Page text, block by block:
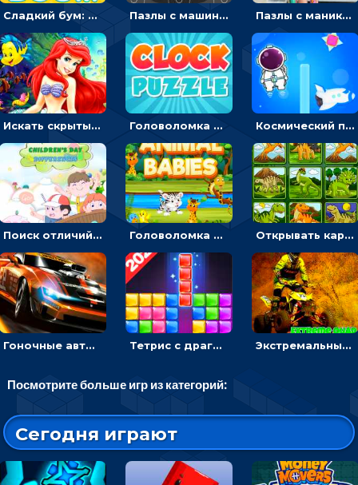
Сладкий бум: тапнуть, чтобы взорвать желейки - головоломка Пазлы с машинами Форд: собирать картинки и открывать новые Пазлы с маникюром: собери идеальный рисунок для ногтей
Искать скрытый алфавит на картинках с мультяшными героями - головоломка для детей Головоломка с часами для детей: читать время по циферблату Космический побег: двигать космонавта, чтобы попасть к кораблю
Поиск отличий на картинках с детьми - головоломка Головоломка Звери-малыши: открывай карточки по очереди, чтобы найти одинаковые Открывать картинки с динозаврами и складывать в пары по памяти - головоломка
Гоночные авто в пазлах: разбей картинку и собери снова Тетрис с драгоценными камнями: расставляй блоки, чтобы получить линию - головоломка Экстремальные пазлы с квадроциклами: собирать крутые тачки
Посмотрите больше игр из категорий:
Сегодня играют